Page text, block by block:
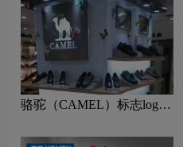
骆驼（CAMEL）标志logo